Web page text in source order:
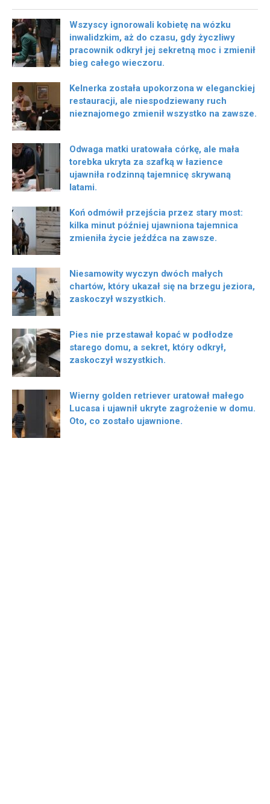
Wszyscy ignorowali kobietę na wózku
inwalidzkim, aż do czasu, gdy życzliwy
pracownik odkrył jej sekretną moc i zmienił
bieg całego wieczoru.
Kelnerka została upokorzona w eleganckiej
restauracji, ale niespodziewany ruch
nieznajomego zmienił wszystko na zawsze.
Odwaga matki uratowała córkę, ale mała
torebka ukryta za szafką w łazience
ujawniła rodzinną tajemnicę skrywaną
latami.
Koń odmówił przejścia przez stary most:
kilka minut później ujawniona tajemnica
zmieniła życie jeźdźca na zawsze.
Niesamowity wyczyn dwóch małych
chartów, który ukazał się na brzegu jeziora,
zaskoczył wszystkich.
Pies nie przestawał kopać w podłodze
starego domu, a sekret, który odkrył,
zaskoczył wszystkich.
Wierny golden retriever uratował małego
Lucasa i ujawnił ukryte zagrożenie w domu.
Oto, co zostało ujawnione.